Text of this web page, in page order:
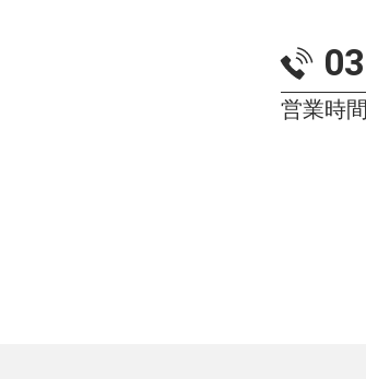
営業時